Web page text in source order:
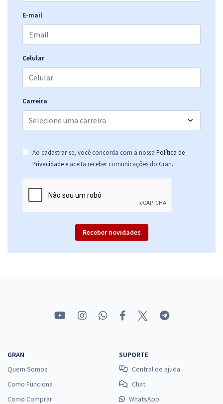
ou 12x deR$29,33
CREA MS - Conselho Regional de Engenharia e Agronomia do Mato
Grosso do Sul - Conhecimentos Básicos para os Cargos de Nível
17,99
Comprar
E-mail
Celular
Carreira
Ao cadastrar-se, você concorda com a nossa Política de
Privacidade e aceita receber comunicações do Gran.
Receber novidades
GRAN
Quem Somos
Como Funciona
Como Comprar
SUPORTE
Central de ajuda
Chat
WhatsApp